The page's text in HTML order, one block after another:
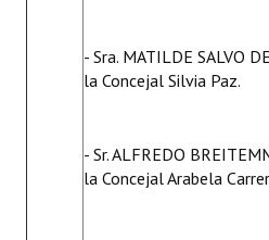
- Sra. MATILDE SALVO
la Concejal Silvia Paz.
- Sr. ALFREDO
la Concejal Arabela